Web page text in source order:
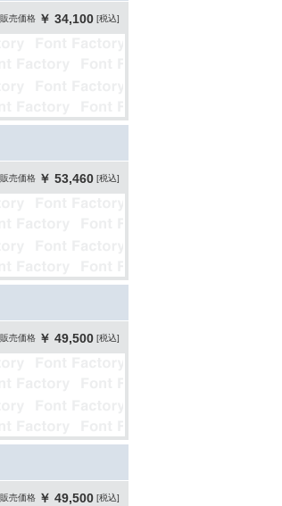
販売価格 ￥ 34,100 [税込]
販売価格 ￥ 53,460 [税込]
販売価格 ￥ 49,500 [税込]
販売価格 ￥ 49,500 [税込]